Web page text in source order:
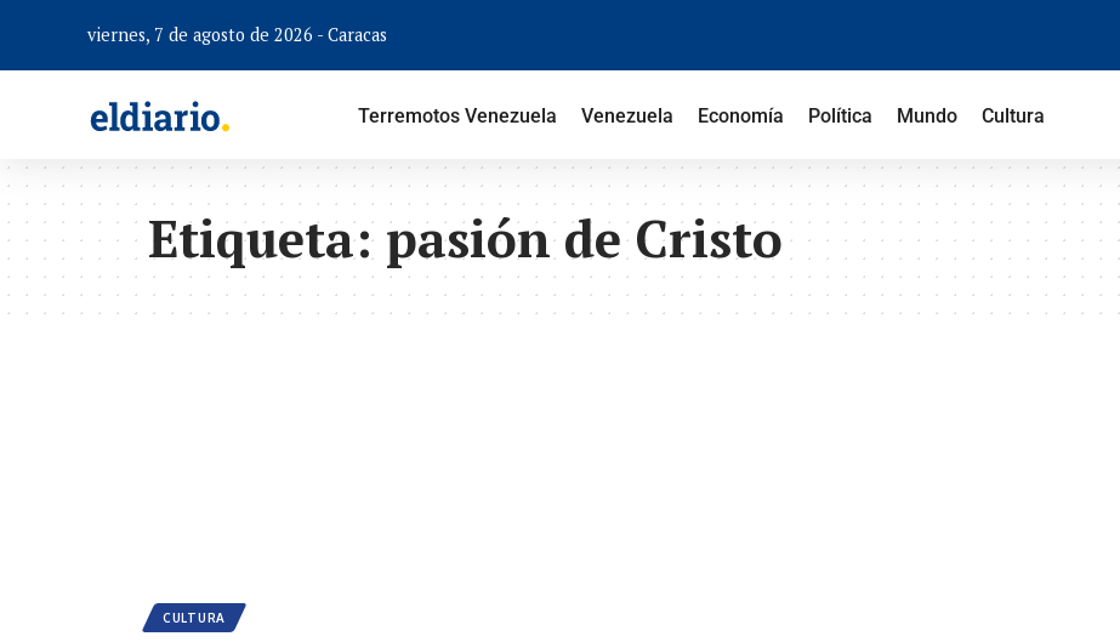
viernes, 7 de agosto de 2026 - Caracas
Terremotos Venezuela Venezuela Economía Política Mundo Cultura
Etiqueta:pasión de Cristo
CULTURA